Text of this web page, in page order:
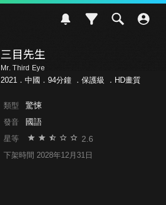
三目先生
Mr. Third Eye
2021．中國．94分鐘 ． 保護級 ．HD畫質
類型 驚悚
發音 國語
星等 2.6
下架時間 2028年12月31日